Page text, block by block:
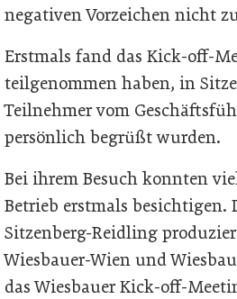
negativen Vorzeichen nicht
Erstmals fand das Kick-off-
teilgenommen haben, in
Teilnehmer vom
persönlich begrüßt wurden.
Bei ihrem Besuch konnten
Betrieb erstmals
Sitzenberg-Reidling
Wiesbauer-Wien und
das Wiesbauer Kick-off-